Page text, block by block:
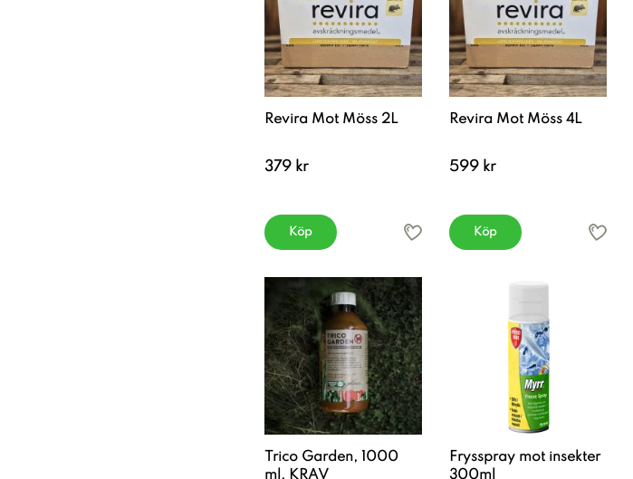
Revira Mot Möss 2L
379 kr
Köp
Revira Mot Möss 4L
599 kr
Köp
Trico Garden, 1000
ml, KRAV
Frysspray mot insekter
300ml